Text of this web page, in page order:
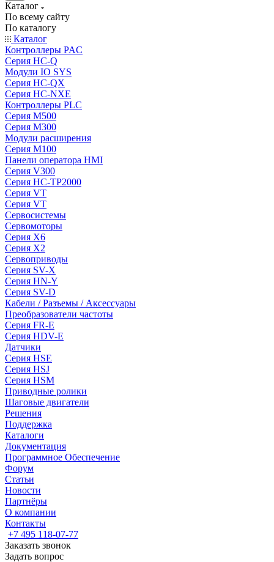
Каталог
По всему сайту
По каталогу
Каталог
Контроллеры PAC
Серия HC-Q
Модули IO SYS
Серия HC-QX
Серия HC-NXE
Контроллеры PLC
Серия M500
Серия M300
Модули расширения
Серия M100
Панели оператора HMI
Серия V300
Серия HC-TP2000
Серия VT
Серия VT
Сервосистемы
Сервомоторы
Серия X6
Серия X2
Сервоприводы
Серия SV-X
Серия HN-Y
Серия SV-D
Кабели / Разъемы / Аксессуары
Преобразователи частоты
Серия FR-E
Серия HDV-E
Датчики
Серия HSE
Серия HSJ
Серия HSM
Приводные ролики
Шаговые двигатели
Решения
Поддержка
Каталоги
Документация
Программное Обеспечение
Форум
Статьи
Новости
Партнёры
О компании
Контакты
+7 495 118-07-77
Заказать звонок
Задать вопрос